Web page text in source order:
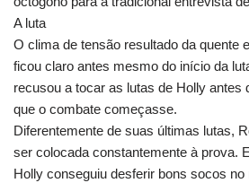
A luta
O clima de tensão resultado da quente
ficou claro antes mesmo do início da
recusou a tocar as lutas de Holly antes
que o combate começasse.
Diferentemente de suas últimas lutas,
ser colocada constantemente à prova.
Holly conseguiu desferir bons socos